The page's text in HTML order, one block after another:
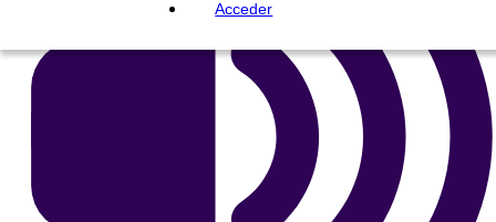
Acceder